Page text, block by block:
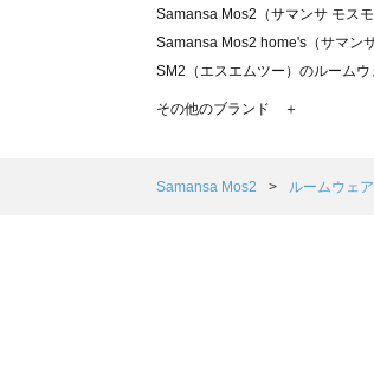
Samansa Mos2（サマンサ モス
Samansa Mos2 home's（サマン
SM2（エスエムツー）のルームウ
TSUHARU by Samansa Mos2（
Samansa Mos2 Lagom（サマン
その他のブランド ＋
Samansa Mos2 ルームウェア